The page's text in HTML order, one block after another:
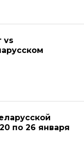
vs
по 26 января